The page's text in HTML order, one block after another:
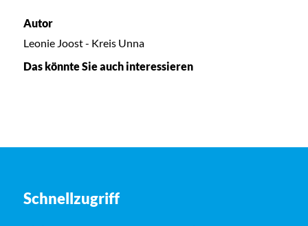
Autor
Leonie Joost - Kreis Unna
Das könnte Sie auch interessieren
Schnellzugriff